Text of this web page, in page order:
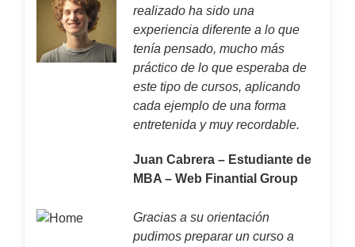
realizado ha sido una
experiencia diferente a lo que
tenía pensado, mucho más
práctico de lo que esperaba de
este tipo de cursos, aplicando
cada ejemplo de una forma
entretenida y muy recordable.
Juan Cabrera – Estudiante de
MBA – Web Finantial Group
Gracias a su orientación
pudimos preparar un curso a